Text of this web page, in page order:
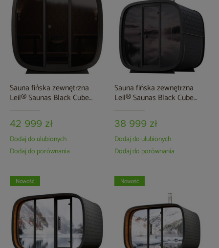
Sauna fińska zewnętrzna
Leil® Saunas Black Cube
42 999 zł
Dodaj do ulubionych
Dodaj do porównania
Sauna fińska zewnętrzna
Leil® Saunas Black Cube
38 999 zł
Dodaj do ulubionych
Dodaj do porównania
Nowość Nowość